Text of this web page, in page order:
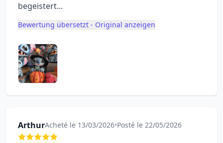
begeistert...
Bewertung übersetzt - Original anzeigen
ArthurAcheté le 13/03/2026•Posté le 22/05/2026